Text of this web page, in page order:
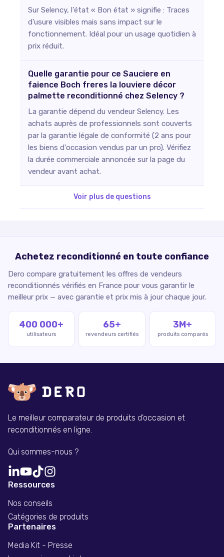
Sur Selency, l'état « Bon état » signifie : Traces
d'usure visibles mais sans impact sur le
fonctionnement. Idéal pour un usage quotidien à
prix réduit.
Quelle garantie pour ce Sauciere en
faience Boch freres la louviere décor
palmette reconditionné chez Selency ?
La garantie dépend du vendeur Selency. Les
achats auprès de professionnels sont couverts
par la garantie légale de conformité (2 ans pour
les biens d'occasion vendus par un pro). Vérifiez
la durée commerciale annoncée sur la page du
vendeur avant achat.
Voir plus de questions
Achetez reconditionné en toute confiance
Dero compare gratuitement les offres de vendeurs
reconditionnés vérifiés en France pour vous garantir le
meilleur prix — avec garantie et prix mis à jour chaque jour.
400 000+
utilisateurs
65+
revendeurs certifiés
3M+
produits comparés
Le meilleur comparateur de produits d'occasion et
reconditionnés en ligne.
Qui sommes-nous ?
Ressources
Nos conseils
Catégories de produits
Partenaires
Media Kit - Presse